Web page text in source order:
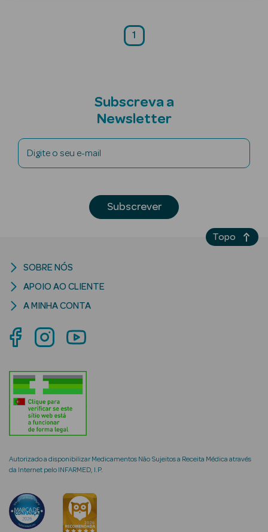
Hidratantes
Creme de Olhos
Limpeza Facial
Desmaquilhantes
Água Micelar
Máscaras
Faciais
Água Termal
Esfoliantes
Coffrets
1
Subscreva a
Newsletter
Digite o seu e-mail
Subscrever
Autorizado a disponibilizar Medicamentos Não Sujeitos a Receita Médica através
da Internet pelo INFARMED, I.P.
SOBRE NÓS
APOIO AO CLIENTE
A MINHA CONTA
Topo